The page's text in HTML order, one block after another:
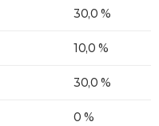
30,0 %
10,0 %
30,0 %
0 %